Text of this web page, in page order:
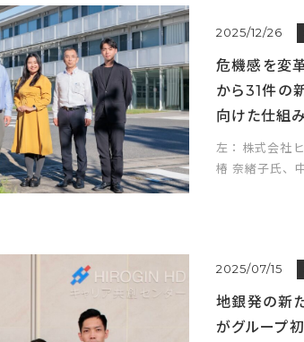
2025/12/26
危機感を変
から31件の
向けた仕組
左：株式会社
椿 奈緒子氏、
2025/07/15
地銀発の新
がグループ